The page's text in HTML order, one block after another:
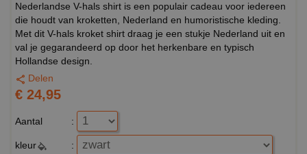
Nederlandse V-hals shirt is een populair cadeau voor iedereen
die houdt van kroketten, Nederland en humoristische kleding.
Met dit V-hals kroket shirt draag je een stukje Nederland uit en
val je gegarandeerd op door het herkenbare en typisch
Hollandse design.
Delen
€ 24,95
Aantal :
kleur :